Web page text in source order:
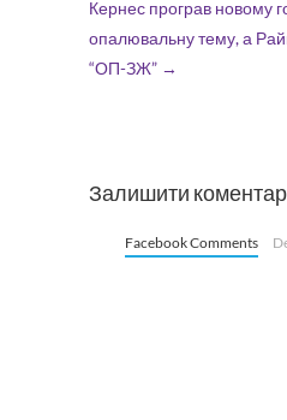
Кернес програв новому
опалювальну тему, а
“ОП-ЗЖ” →
Залишити коментар
Facebook Comments